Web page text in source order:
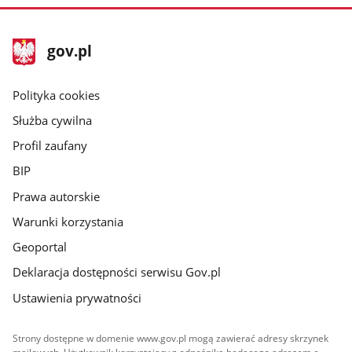
stopka
gov.pl
Strona
gov.pl
gov.pl
Polityka cookies
Służba cywilna
Profil zaufany
BIP
Prawa autorskie
Warunki korzystania
Geoportal
Deklaracja dostępności serwisu Gov.pl
Ustawienia prywatności
Strony dostępne w domenie www.gov.pl mogą zawierać adresy skrzynek